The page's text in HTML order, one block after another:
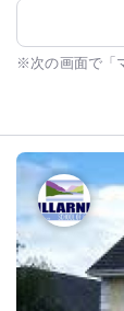
※次の画面で「